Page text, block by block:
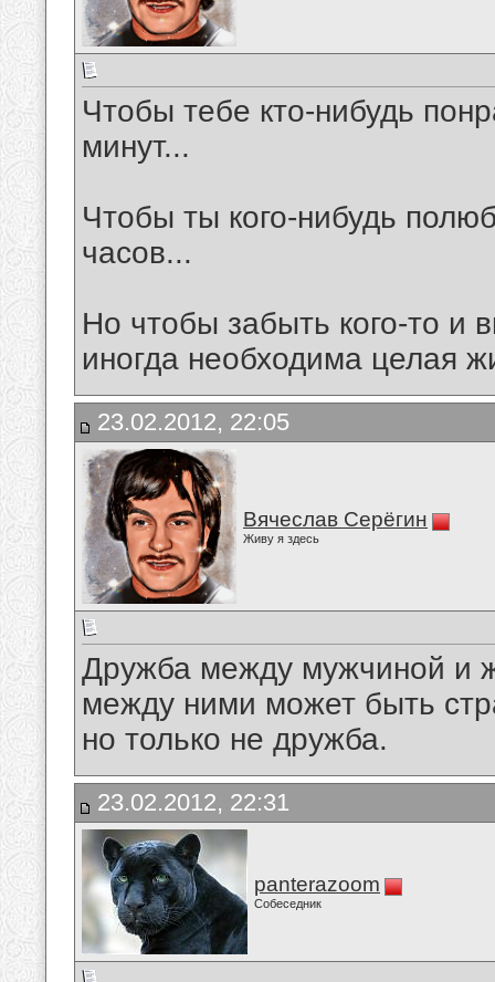
Чтобы тебе кто-нибудь
минут...
Чтобы ты кого-нибудь
часов...
Но чтобы забыть кого-то и
иногда необходима целая
23.02.2012, 22:05
Вячеслав Серёгин
Живу я здесь
Дружба между мужчиной и
между ними может быть
но только не дружба.
23.02.2012, 22:31
panterazoom
Собеседник